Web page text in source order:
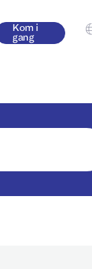
Kom i
gang